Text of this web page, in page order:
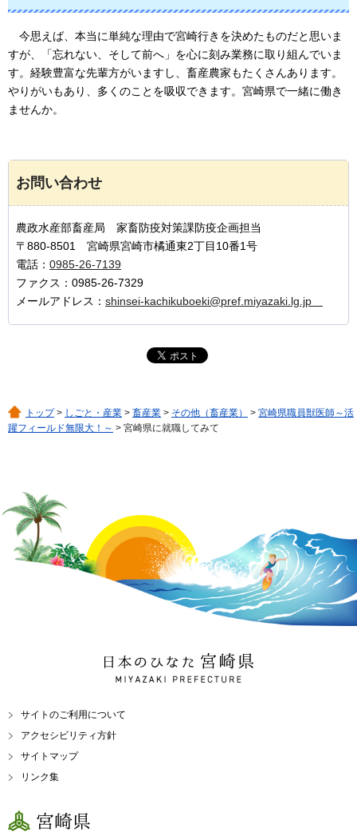
今思えば、 本当に単純な理由で宮崎行きを決めたものだと思いま
すが、「忘れない、そして前へ」を心に刻み業務に取り組んでいま
す。経験豊富な先輩方がいますし、畜産農家もたくさんあります。
やりがいもあり、多くのことを吸収できます。宮崎県で一緒に働き
ませんか。
お問い合わせ
農政水産部畜産局 家畜防疫対策課防疫企画担当
〒880-8501 宮崎県宮崎市橘通東2丁目10番1号
電話： 0985-26-7139
ファクス：0985-26-7329
メールアドレス： shinsei-kachikuboeki@pref.miyazaki.lg.jp
トップ> しごと・産業 > 畜産業 > その他（畜産業） > 宮崎県職員獣医師～活
躍フィールド無限大！～ > 宮崎県に就職してみて
日本のひなた 宮崎県
MIYAZAKI PREFECTURE
サイトのご利用について
アクセシビリティ方針
サイトマップ
リンク集
宮崎県